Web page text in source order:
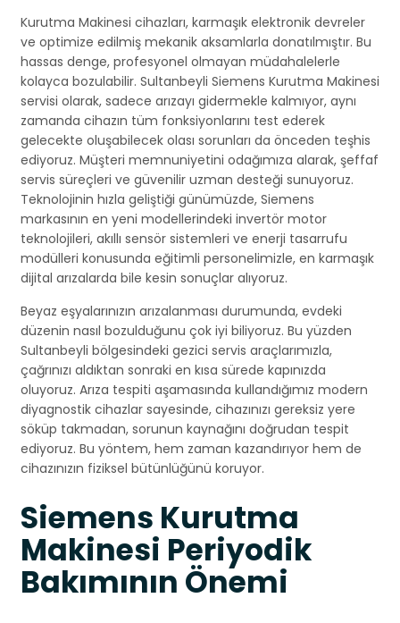
Kurutma Makinesi cihazları, karmaşık elektronik devreler
ve optimize edilmiş mekanik aksamlarla donatılmıştır. Bu
hassas denge, profesyonel olmayan müdahalelerle
kolayca bozulabilir. Sultanbeyli Siemens Kurutma Makinesi
servisi olarak, sadece arızayı gidermekle kalmıyor, aynı
zamanda cihazın tüm fonksiyonlarını test ederek
gelecekte oluşabilecek olası sorunları da önceden teşhis
ediyoruz. Müşteri memnuniyetini odağımıza alarak, şeffaf
servis süreçleri ve güvenilir uzman desteği sunuyoruz.
Teknolojinin hızla geliştiği günümüzde, Siemens
markasının en yeni modellerindeki invertör motor
teknolojileri, akıllı sensör sistemleri ve enerji tasarrufu
modülleri konusunda eğitimli personelimizle, en karmaşık
dijital arızalarda bile kesin sonuçlar alıyoruz.
Beyaz eşyalarınızın arızalanması durumunda, evdeki
düzenin nasıl bozulduğunu çok iyi biliyoruz. Bu yüzden
Sultanbeyli bölgesindeki gezici servis araçlarımızla,
çağrınızı aldıktan sonraki en kısa sürede kapınızda
oluyoruz. Arıza tespiti aşamasında kullandığımız modern
diyagnostik cihazlar sayesinde, cihazınızı gereksiz yere
söküp takmadan, sorunun kaynağını doğrudan tespit
ediyoruz. Bu yöntem, hem zaman kazandırıyor hem de
cihazınızın fiziksel bütünlüğünü koruyor.
Siemens Kurutma
Makinesi Periyodik
Bakımının Önemi